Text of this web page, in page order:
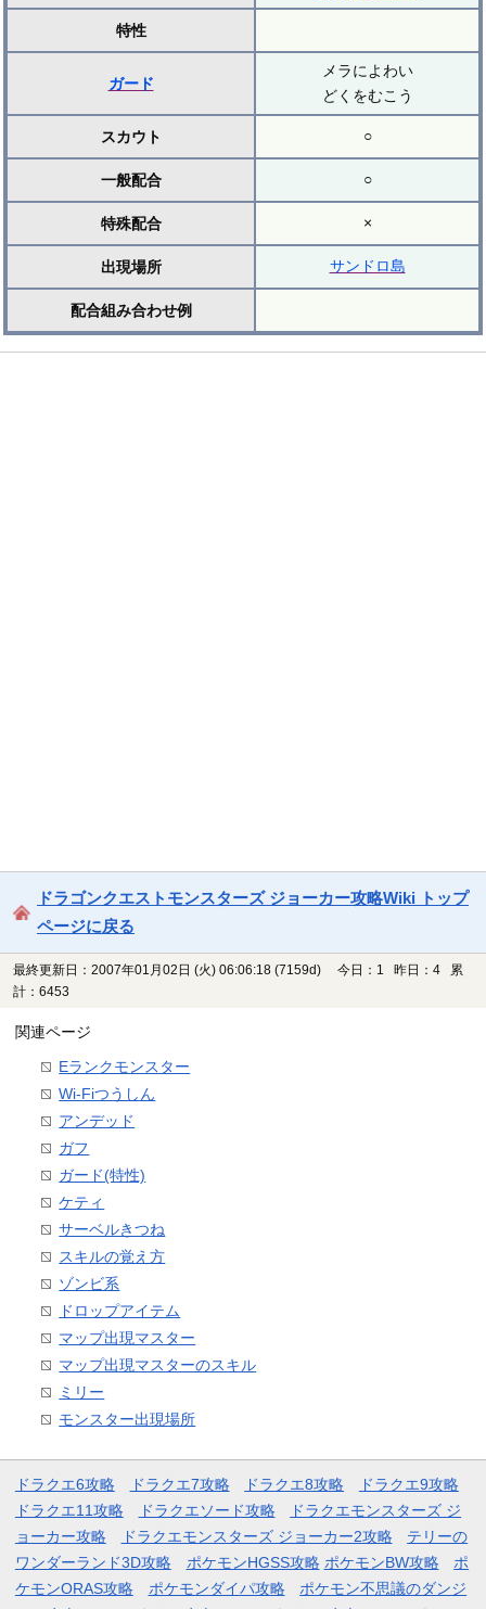
特性
ガード
メラによわい
どくをむこう
スカウト ○
一般配合 ○
特殊配合 ×
出現場所 サンドロ島
配合組み合わせ例
ドラゴンクエストモンスターズ ジョーカー攻略Wiki トップ
ページに戻る
最終更新日：2007年01月02日 (火) 06:06:18 (7159d)
今日：1 昨日：4 累
計：6453
関連ページ
Eランクモンスター
Wi-Fiつうしん
アンデッド
ガフ
ガード(特性)
ケティ
サーベルきつね
スキルの覚え方
ゾンビ系
ドロップアイテム
マップ出現マスター
マップ出現マスターのスキル
ミリー
モンスター出現場所
ドラクエ6攻略 ドラクエ7攻略 ドラクエ8攻略
ドラクエ9攻略
ドラクエ11攻略
ドラクエソード攻略
ドラクエモンスターズ ジ
ョーカー攻略
ドラクエモンスターズ ジョーカー2攻略
テリーの
ワンダーランド3D攻略
ポケモンHGSS攻略 ポケモンBW攻略
ポ
ケモンORAS攻略
ポケモンダイパ攻略
ポケモン不思議のダンジ